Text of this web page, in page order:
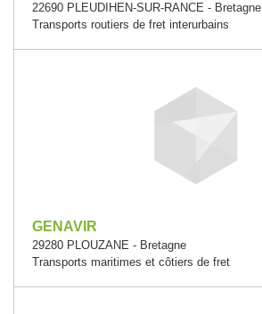
22690 PLEUDIHEN-SUR-RANCE - Bretagne
Transports routiers de fret interurbains
GENAVIR
29280 PLOUZANE - Bretagne
Transports maritimes et côtiers de fret